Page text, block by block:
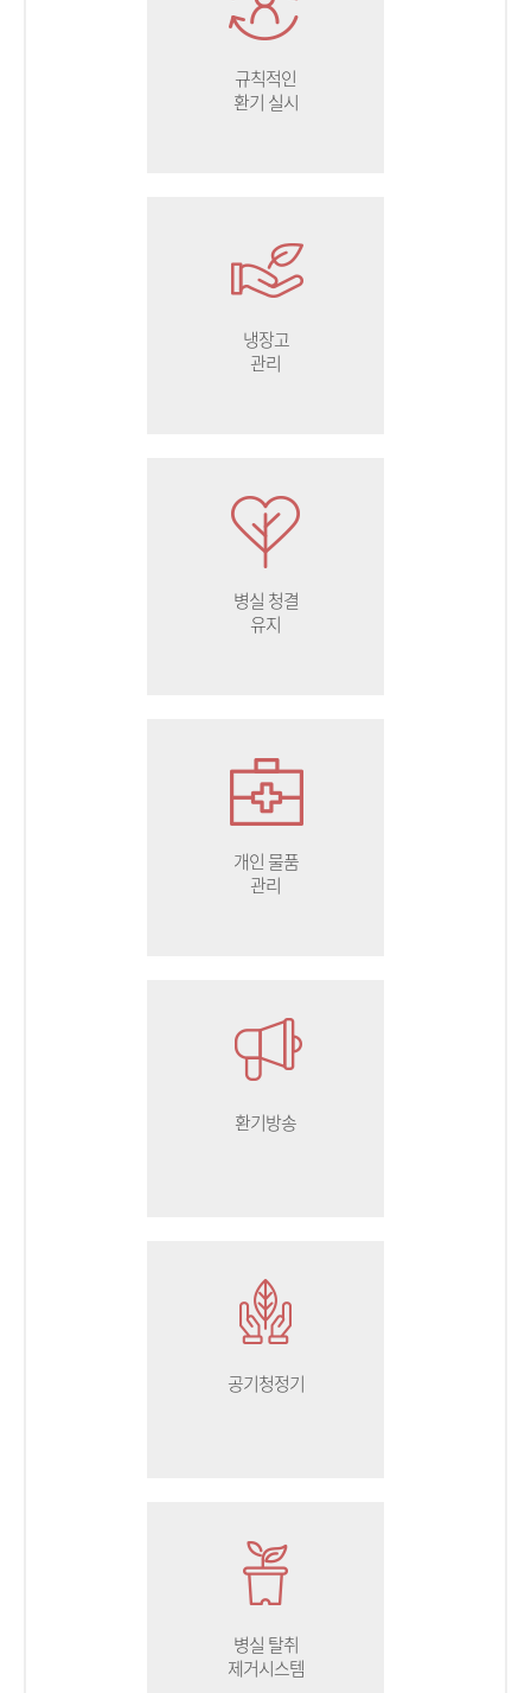
규칙적인
환기 실시
냉장고
관리
병실 청결
유지
개인 물품
관리
환기방송
공기청정기
병실 탈취
제거시스템